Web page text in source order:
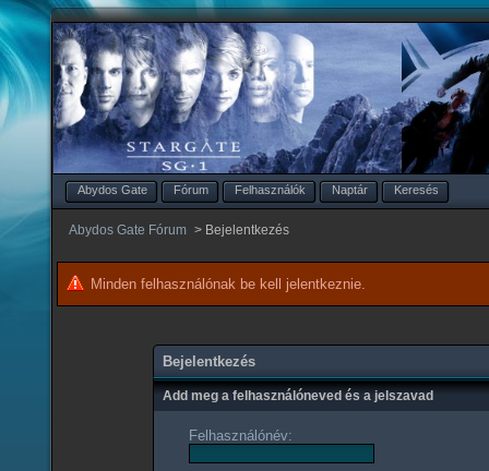
Abydos Gate Fórum Felhasználók Naptár Keresés
Abydos Gate Fórum > Bejelentkezés
Minden felhasználónak be kell jelentkeznie.
Bejelentkezés
Add meg a felhasználóneved és a jelszavad
Felhasználónév: